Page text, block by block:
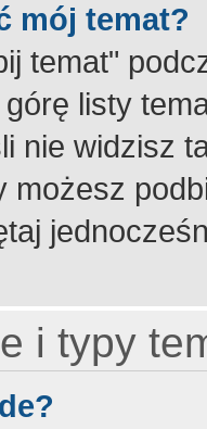
mój temat?
temat"
listy
nie widzisz
możesz
i typy